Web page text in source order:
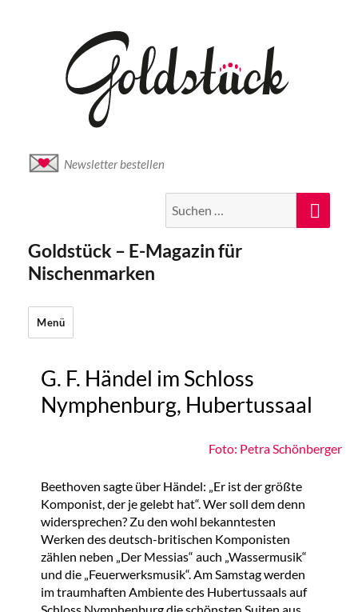
Newsletter bestellen
nach:
Goldstück – E-Magazin für
Nischenmarken
Menü
G. F. Händel im Schloss
Nymphenburg, Hubertussaal
Foto: Petra Schönberger
Beethoven sagte über Händel: „Er ist der größte
Komponist, der je gelebt hat“. Wer soll dem denn
widersprechen? Zu den wohl bekanntesten
Werken des deutsch-britischen Komponisten
zählen neben „Der Messias“ auch „Wassermusik“
und die „Feuerwerksmusik“.Am Samstag werden
im traumhaften Ambiente des Hubertussaals auf